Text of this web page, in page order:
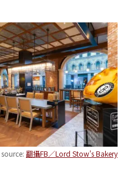
翻攝FB／Lord Stow's Bakery